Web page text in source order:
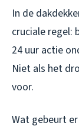
In de
cruciale regel:
24 uur actie
Niet als het
voor.
Wat gebeurt